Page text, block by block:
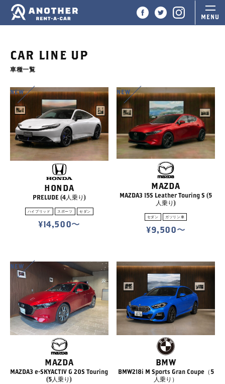
CAR LINE UP
車種一覧
NEW
HONDA
PRELUDE (4人乗り)
ハイブリッド スポーツ セダン
¥14,500
NEW
MAZDA
MAZDA3 15S Leather Touring S (5
人乗り)
セダン ガソリン車
¥9,500
NEW
MAZDA
MAZDA3 e-SKYACTIV G 20S Touring
(5人乗り)
BMW
BMW218i M Sports Gran Coupe（5
人乗り）